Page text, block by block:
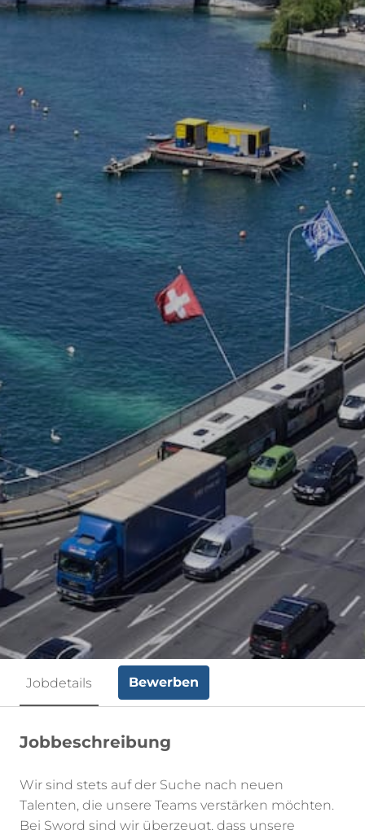
Jobdetails Bewerben
Jobbeschreibung
Wir sind stets auf der Suche nach neuen
Talenten, die unsere Teams verstärken möchten.
Bei Sword sind wir überzeugt, dass unsere